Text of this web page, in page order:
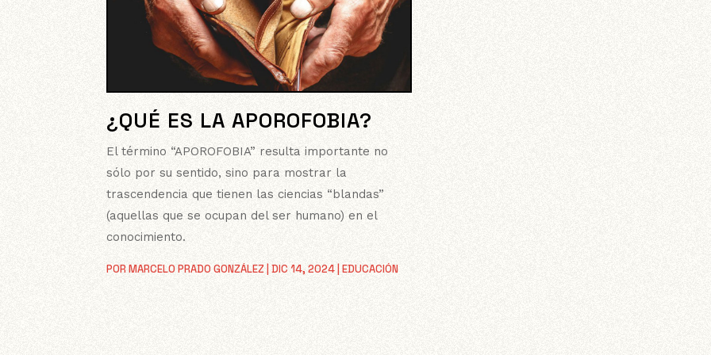
¿QUÉ ES LA APOROFOBIA?
PORMARCELO PRADO GONZÁLEZ |DIC 14, 2024 |EDUCACIÓN
El término “APOROFOBIA” resulta importante no
sólo por su sentido, sino para mostrar la
trascendencia que tienen las ciencias “blandas”
(aquellas que se ocupan del ser humano) en el
conocimiento.